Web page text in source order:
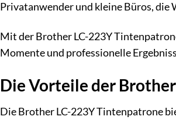
Privatanwender und kleine Büros,
Mit der Brother LC-223Y
Momente und professionelle
Die Vorteile der
Die Brother LC-223Y Tintenpatrone